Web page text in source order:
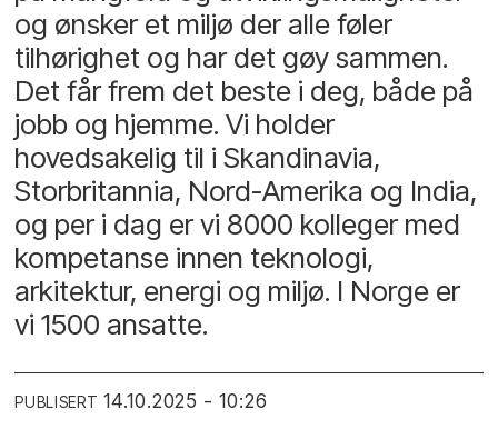
og ønsker et miljø der alle føler
tilhørighet og har det gøy sammen.
Det får frem det beste i deg, både på
jobb og hjemme. Vi holder
hovedsakelig til i Skandinavia,
Storbritannia, Nord-Amerika og India,
og per i dag er vi 8000 kolleger med
kompetanse innen teknologi,
arkitektur, energi og miljø. I Norge er
vi 1500 ansatte.
PUBLISERT 14.10.2025 - 10:26